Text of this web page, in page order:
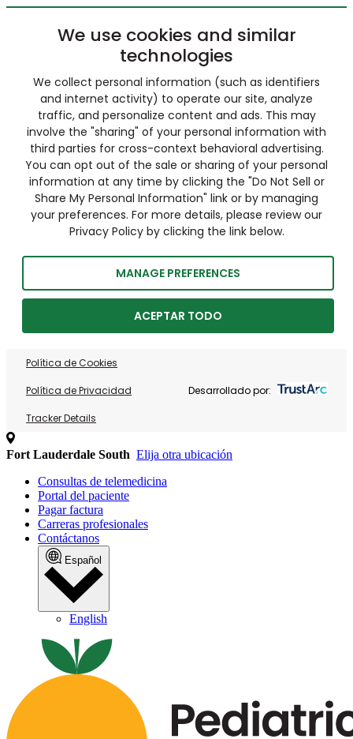
We use cookies and similar
technologies
We collect personal information (such as identifiers
and internet activity) to operate our site, analyze
traffic, and personalize content and ads. This may
involve the "sharing" of your personal information with
third parties for cross-context behavioral advertising.
You can opt out of the sale or sharing of your personal
information at any time by clicking the "Do Not Sell or
Share My Personal Information" link or by managing
your preferences. For more details, please review our
Privacy Policy by clicking the link below.
MANAGE PREFERENCES
ACEPTAR TODO
Política de Cookies
Política de Privacidad
Tracker Details
Desarrollado por:
Fort Lauderdale South Elija otra ubicación
Consultas de telemedicina
Portal del paciente
Pagar factura
Carreras profesionales
Contáctanos
Español
English